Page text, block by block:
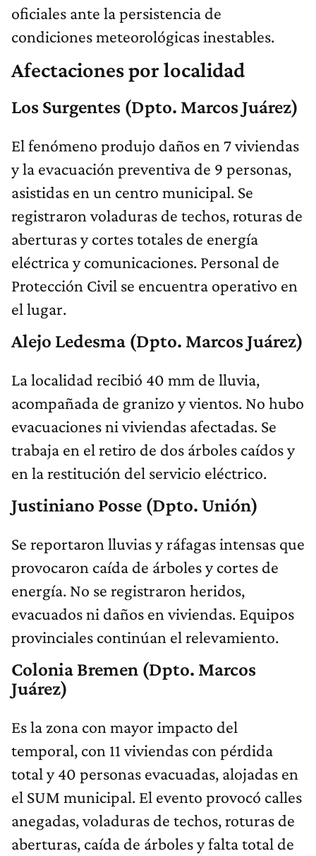
oficiales ante la persistencia de
condiciones meteorológicas inestables.
Afectaciones por localidad
Los Surgentes (Dpto. Marcos Juárez)
El fenómeno produjo daños en 7 viviendas
y la evacuación preventiva de 9 personas,
asistidas en un centro municipal. Se
registraron voladuras de techos, roturas de
aberturas y cortes totales de energía
eléctrica y comunicaciones. Personal de
Protección Civil se encuentra operativo en
el lugar.
Alejo Ledesma (Dpto. Marcos Juárez)
La localidad recibió 40 mm de lluvia,
acompañada de granizo y vientos. No hubo
evacuaciones ni viviendas afectadas. Se
trabaja en el retiro de dos árboles caídos y
en la restitución del servicio eléctrico.
Justiniano Posse (Dpto. Unión)
Se reportaron lluvias y ráfagas intensas que
provocaron caída de árboles y cortes de
energía. No se registraron heridos,
evacuados ni daños en viviendas. Equipos
provinciales continúan el relevamiento.
Colonia Bremen (Dpto. Marcos
Juárez)
Es la zona con mayor impacto del
temporal, con 11 viviendas con pérdida
total y 40 personas evacuadas, alojadas en
el SUM municipal. El evento provocó calles
anegadas, voladuras de techos, roturas de
aberturas, caída de árboles y falta total de